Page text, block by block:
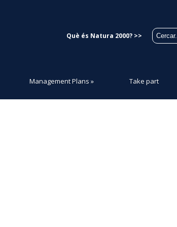
Què és Natura 2000? >>
Management Plans » Take part